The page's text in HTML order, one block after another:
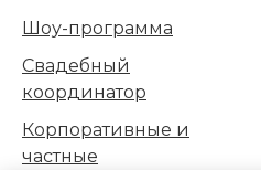
Шоу-программа
Свадебный
координатор
Корпоративные и
частные